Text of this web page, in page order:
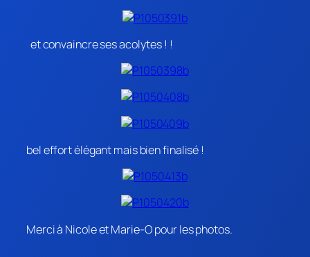
et convaincre ses acolytes ! !
bel effort élégant mais bien finalisé !
Merci à Nicole et Marie-O pour les photos.